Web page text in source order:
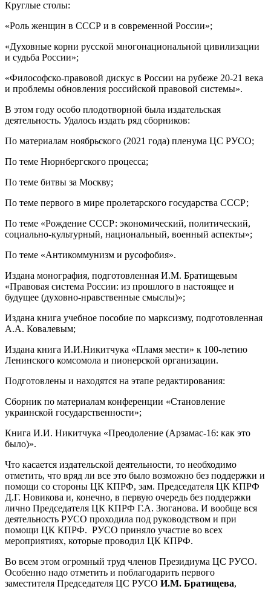
Круглые столы:
«Роль женщин в СССР и в современной России»;
«Духовные корни русской многонациональной цивилизации
и судьба России»;
«Философско-правовой дискус в России на рубеже 20-21 века
и проблемы обновления российской правовой системы».
В этом году особо плодотворной была издательская
деятельность. Удалось издать ряд сборников:
По материалам ноябрьского (2021 года) пленума ЦС РУСО;
По теме Нюрнбергского процесса;
По теме битвы за Москву;
По теме первого в мире пролетарского государства СССР;
По теме «Рождение СССР: экономический, политический,
социально-культурный, национальный, военный аспекты»;
По теме «Антикоммунизм и русофобия».
Издана монография, подготовленная И.М. Братищевым
«Правовая система России: из прошлого в настоящее и
будущее (духовно-нравственные смыслы)»;
Издана книга учебное пособие по марксизму, подготовленная
А.А. Ковалевым;
Издана книга И.И.Никитчука «Пламя мести» к 100-летию
Ленинского комсомола и пионерской организации.
Подготовлены и находятся на этапе редактирования:
Сборник по материалам конференции «Становление
украинской государственности»;
Книга И.И. Никитчука «Преодоление (Арзамас-16: как это
было)».
Что касается издательской деятельности, то необходимо
отметить, что вряд ли все это было возможно без поддержки и
помощи со стороны ЦК КПРФ, зам. Председателя ЦК КПРФ
Д.Г. Новикова и, конечно, в первую очередь без поддержки
лично Председателя ЦК КПРФ Г.А. Зюганова. И вообще вся
деятельность РУСО проходила под руководством и при
помощи ЦК КПРФ. РУСО приняло участие во всех
мероприятиях, которые проводил ЦК КПРФ.
Во всем этом огромный труд членов Президиума ЦС РУСО.
Особенно надо отметить и поблагодарить первого
заместителя Председателя ЦС РУСО И.М. Братищева,